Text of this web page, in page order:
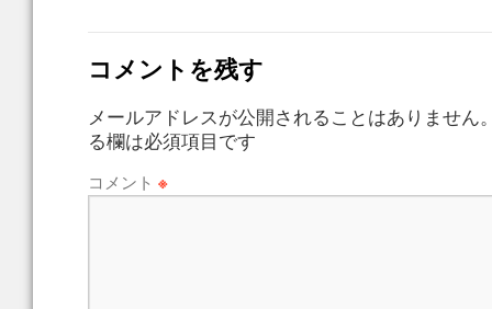
コメントを残す
メールアドレスが公開されることはありません
る欄は必須項目です
コメント ※